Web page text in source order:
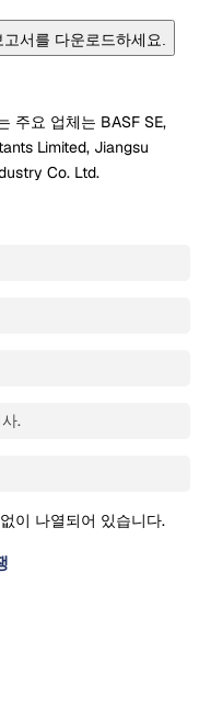
서를 다운로드하세요.
주요 업체는 BASF SE,
Limited, Jiangsu
Co. Ltd.
.
이 나열되어 있습니다.